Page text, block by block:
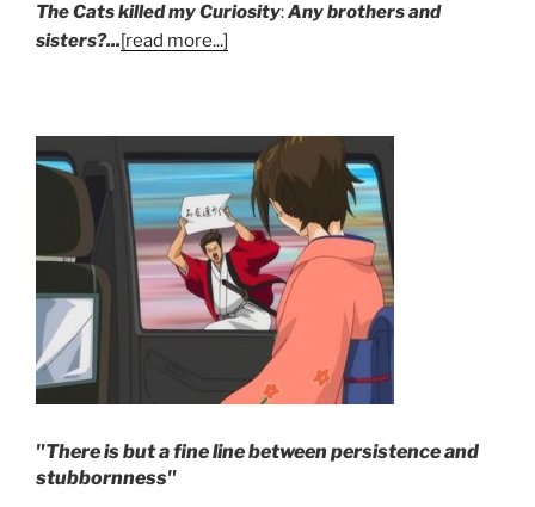
The Cats killed my Curiosity:Any brothers and
sisters?...[read more...]
"There is but a fine line between persistence and
stubbornness"